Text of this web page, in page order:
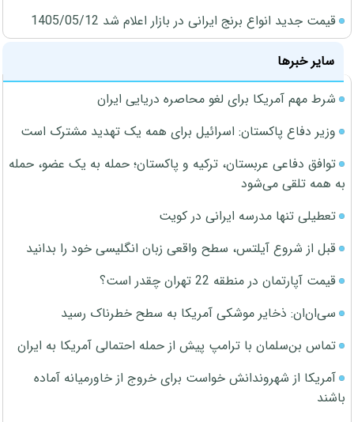
قیمت جدید انواع برنج ایرانی در بازار اعلام شد 1405/05/12
سایر خبرها
شرط مهم آمریکا برای لغو محاصره دریایی ایران
وزیر دفاع پاکستان: اسرائیل برای همه یک تهدید مشترک است
توافق دفاعی عربستان، ترکیه و پاکستان؛ حمله به یک عضو، حمله
به همه تلقی می‌شود
تعطیلی تنها مدرسه ایرانی در کویت
قبل از شروع آیلتس، سطح واقعی زبان انگلیسی خود را بدانید
قیمت آپارتمان در منطقه 22 تهران چقدر است؟
سی‌ان‌ان: ذخایر موشکی آمریکا به سطح خطرناک رسید
تماس بن‌سلمان با ترامپ پیش از حمله احتمالی آمریکا به ایران
آمریکا از شهروندانش خواست برای خروج از خاورمیانه آماده
باشند